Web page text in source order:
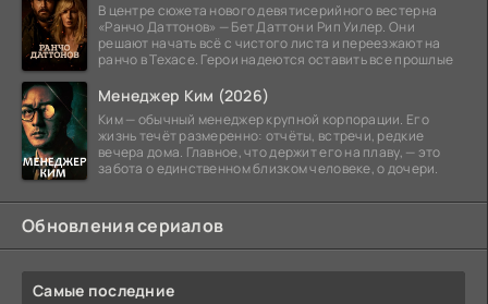
В центре сюжета нового девятисерийного вестерна
«Ранчо Даттонов» — Бет Даттон и Рип Уилер. Они
решают начать всё с чистого листа и переезжают на
ранчо в Техасе. Герои надеются оставить все прошлые
Менеджер Ким (2026)
Ким — обычный менеджер крупной корпорации. Его
жизнь течёт размеренно: отчёты, встречи, редкие
вечера дома. Главное, что держит его на плаву, — это
забота о единственном близком человеке, о дочери.
Обновления сериалов
Самые последние